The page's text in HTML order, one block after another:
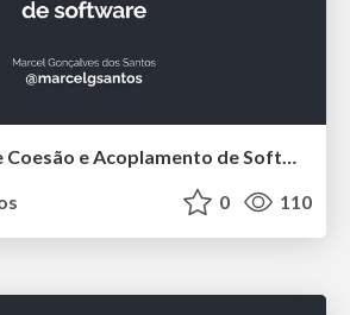
Reflexões sobre Coesão e Acoplamento de Software
0 110